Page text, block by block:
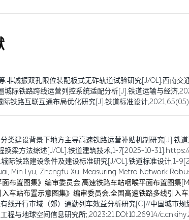
.非减振双孔限位装配板式无砟轨道试验研究[J/OL].西南
城际铁路跨线运营列控系统适配分析[J].铁道运输与经济
际铁路互联互通布局优化研究[J].铁道标准设计
类建设背景下地方主导高速铁路运营补贴机制研究[J].铁
换梁方法综述[J/OL].铁道建筑技术,1-7[2025-10-
城际铁路建设条件及建设标准研究[J/OL].铁道标准设计
Min Lyu, Zhengfu Xu. Measuring Metro Network
面布置图集》编审委员会.高速铁路车站咽喉平面布置图集
入车站布置示意图集》编审委员会.全国高速铁路多线引入
线开行市域（郊）通勤列车效益分析研究[C]//中国城市
程与地球空间信息研究所;,2023:21.DOI:10.26914/